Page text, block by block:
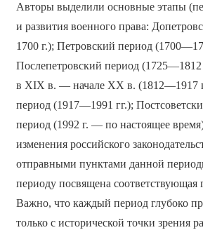
Авторы выделили основные этапы
и развития военного права:
1700 г.); Петровский период
Послепетровский период (1725—1812
в XIX в. — начале XX в. (1812—1917
период (1917—1991 гг.);
период (1992 г. — по настоящее
изменения российского
отправными пунктами данной
периоду посвящена соответствующая
Важно, что каждый период глубоко
только с исторической точки зрения